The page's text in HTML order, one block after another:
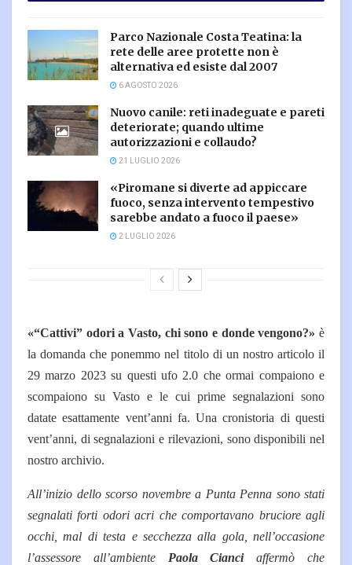
Parco Nazionale Costa Teatina: la
rete delle aree protette non è
alternativa ed esiste dal 2007
6 AGOSTO 2026
Nuovo canile: reti inadeguate e pareti
deteriorate; quando ultime
autorizzazioni e collaudo?
21 LUGLIO 2026
«Piromane si diverte ad appiccare
fuoco, senza intervento tempestivo
sarebbe andato a fuoco il paese»
2 LUGLIO 2026
«“Cattivi” odori a Vasto, chi sono e donde vengono?» è
la domanda che ponemmo nel titolo di un nostro articolo il
29 marzo 2023 su questi ufo 2.0 che ormai compaiono e
scompaiono su Vasto e le cui prime segnalazioni sono
datate esattamente vent’anni fa.Una cronistoria di questi
vent’anni, di segnalazioni e rilevazioni, sono disponibili nel
nostro archivio.
All’inizio dello scorso novembre a Punta Penna sono stati
segnalati forti odori acri che comportavano bruciore agli
occhi, mal di testa e secchezza alla gola, nell’occasione
l’assessore all’ambiente Paola Cianciaffermò che